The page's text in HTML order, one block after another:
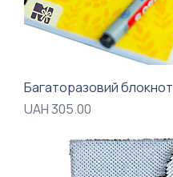
Багаторазовий блокнот
Price
UAH 305.00